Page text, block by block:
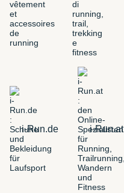
i-Run.de i-Run.at